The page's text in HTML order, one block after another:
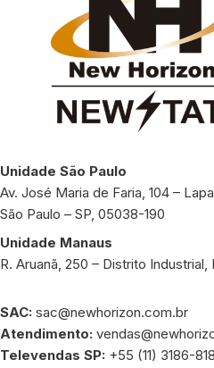
Unidade São Paulo
Av. José Maria de Faria, 104 –
São Paulo – SP, 05038-190
Unidade Manaus
R. Aruanã, 250 – Distrito
SAC: sac@newhorizon.com.br
Atendimento:
Televendas SP: +55 (11) 3186-